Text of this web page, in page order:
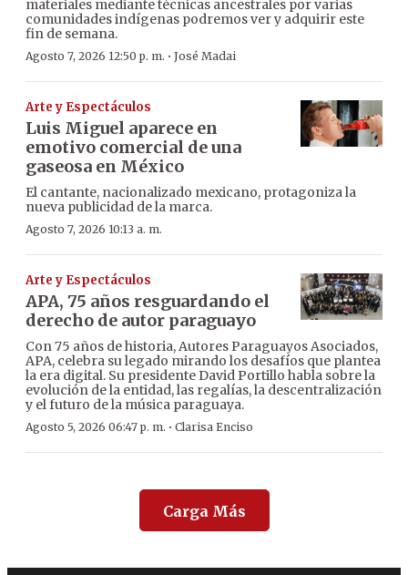
materiales mediante técnicas ancestrales por varias
comunidades indígenas podremos ver y adquirir este
fin de semana.
Agosto 7, 2026 12:50 p. m. · José Madai
Arte y Espectáculos
Luis Miguel aparece en
emotivo comercial de una
gaseosa en México
El cantante, nacionalizado mexicano, protagoniza la
nueva publicidad de la marca.
Agosto 7, 2026 10:13 a. m.
Arte y Espectáculos
APA, 75 años resguardando el
derecho de autor paraguayo
Con 75 años de historia, Autores Paraguayos Asociados,
APA, celebra su legado mirando los desafíos que plantea
la era digital. Su presidente David Portillo habla sobre la
evolución de la entidad, las regalías, la descentralización
y el futuro de la música paraguaya.
Agosto 5, 2026 06:47 p. m. · Clarisa Enciso
Carga Más